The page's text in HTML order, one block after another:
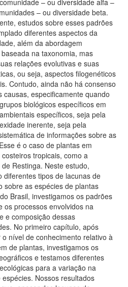
– ou diversidade alfa –
– ou diversidade beta.
estudos sobre esses padrões
diferentes aspectos da
além da abordagem
na taxonomia, mas
relações evolutivas e suas
ou seja, aspectos filogenéticos
Contudo, ainda não há consenso
causas, especificamente quando
biológicos específicos em
específicos, seja pela
inerente, seja pela
de informações sobre as
é o caso de plantas em
tropicais, como a
Restinga. Neste estudo,
diferentes tipos de lacunas de
sobre as espécies de plantas
Brasil, investigamos os padrões
os processos envolvidos na
e composição dessas
No primeiro capítulo, após
o nível de conhecimento relativo à
de plantas, investigamos os
e testamos diferentes
para a variação na
espécies. Nossos resultados